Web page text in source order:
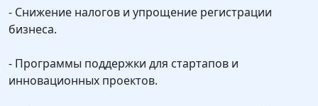
- Снижение налогов и упрощение регистрации
бизнеса.
- Программы поддержки для стартапов и
инновационных проектов.